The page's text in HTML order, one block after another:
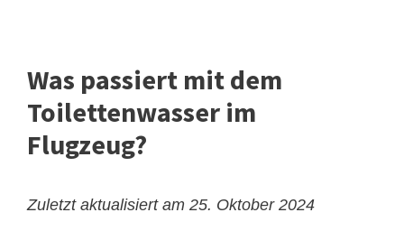
Was passiert mit dem
Toilettenwasser im
Flugzeug?
Zuletzt aktualisiert am 25. Oktober 2024